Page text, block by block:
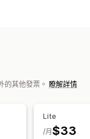
其他發票。 瞭解詳情
Lite
$33
/月